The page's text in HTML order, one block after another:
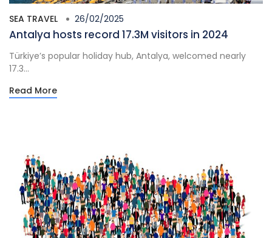
SEA TRAVEL 26/02/2025
Antalya hosts record 17.3M visitors in 2024
Türkiye’s popular holiday hub, Antalya, welcomed nearly
17.3...
Read More